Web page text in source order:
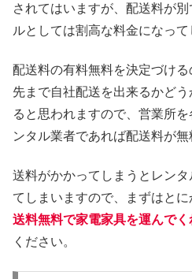
されてはいますが、配送料が
ルとしては割高な料金になって
配送料の有料無料を決定づけ
先まで自社配送を出来るかど
ると思われますので、営業所
ンタル業者であれば配送料が無
送料がかかってしまうとレン
てしまいますので、まずはとに
送料無料で家電家具を運んで
ください。